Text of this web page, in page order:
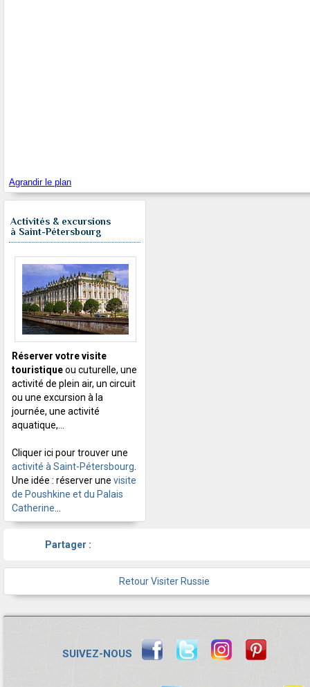
Agrandir le plan
Activités & excursions
à Saint-Pétersbourg
Réserver votre visite
touristiqueou cuturelle, une
activité de plein air, un circuit
ou une excursion à la
journée, une activité
aquatique,...
Cliquer ici pour trouver une
activité à Saint-Pétersbourg
Une idée : réserver une visite
de Poushkine et du Palais
Catherine
Partager :
Retour Visiter Russie
SUIVEZ-NOUS